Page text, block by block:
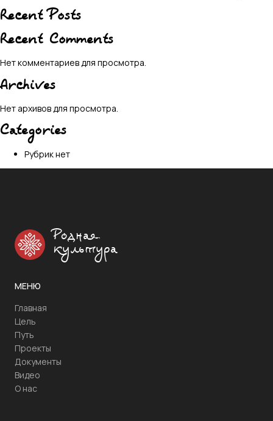
Recent Posts
Recent Comments
Нет комментариев для просмотра.
Archives
Нет архивов для просмотра.
Categories
Рубрик нет
Родная
культура
МЕНЮ
Главная
Цель
Путь
Проекты
Документы
Видео
О нас